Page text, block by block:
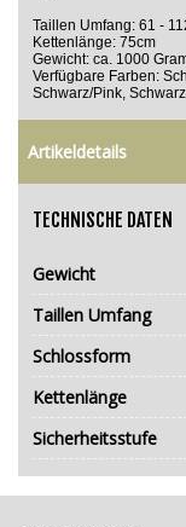
Taillen Umfang: 61 -
Kettenlänge: 75cm
Gewicht: ca. 1000
Verfügbare Farben:
Schwarz/Pink,
Artikeldetails
TECHNISCHE DATEN
Gewicht
Taillen Umfang
Schlossform
Kettenlänge
Sicherheitsstufe